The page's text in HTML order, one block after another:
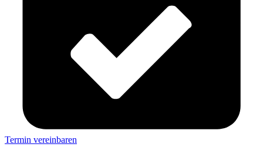
Termin vereinbaren